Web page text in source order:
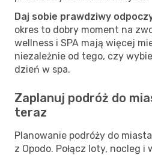
Daj sobie prawdziwy
okres to dobry moment na
wellness i SPA mają więcej
niezależnie od tego, czy
dzień w spa.
Zaplanuj podróż do
teraz
Planowanie podróży do
z Opodo. Połącz loty, nocleg